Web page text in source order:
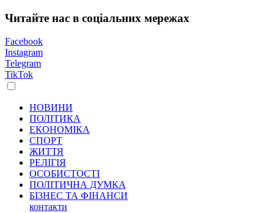
Читайте нас в соціальних мережах
Facebook
Instagram
Telegram
TikTok
НОВИНИ
ПОЛІТИКА
ЕКОНОМІКА
СПОРТ
ЖИТТЯ
РЕЛІГІЯ
ОСОБИСТОСТІ
ПОЛІТИЧНА ДУМКА
БІЗНЕС ТА ФІНАНСИ
контакти